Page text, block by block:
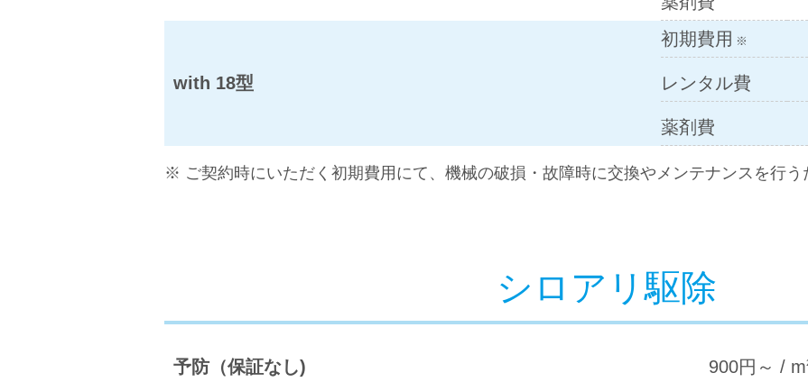
with 18型
初期費用 ※
レンタル費
薬剤費
※ ご契約時にいただく初期費用にて、機械の破損・故障時に交換やメンテナンスを行う
シロアリ駆除
予防（保証なし) 900円～ / m